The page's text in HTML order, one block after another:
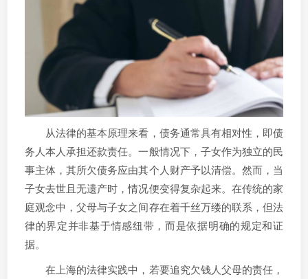
从法律的基本原理来看，债务通常具有相对性，即债
务人本人承担还款责任。一般情况下，子女作为独立的民
事主体，其所欠债务应由其个人财产予以清偿。然而，当
子女去世且无遗产时，情况便变得复杂起来。在传统的家
庭观念中，父母与子女之间存在着千丝万缕的联系，但法
律的界定并非基于情感纽带，而是依据明确的规定和证
据。
在上海的法律实践中，若要追究欠钱人父母的责任，